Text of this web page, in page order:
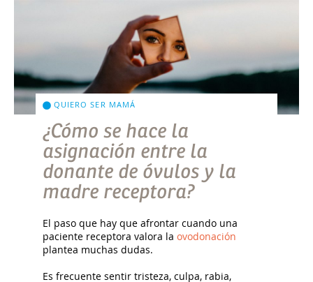
QUIERO SER MAMÁ
¿Cómo se hace la
asignación entre la
donante de óvulos y la
madre receptora?
El paso que hay que afrontar cuando una
paciente receptora valora la ovodonación
plantea muchas dudas.
Es frecuente sentir tristeza, culpa, rabia,